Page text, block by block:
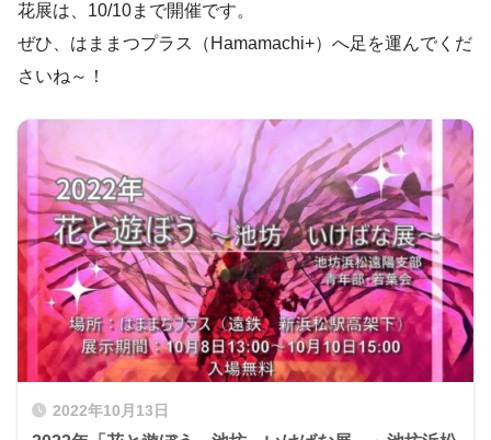
花展は、10/10まで開催です。
ぜひ、はままつプラス（Hamamachi+）へ足を運んでくだ
さいね～！
2022年10月13日